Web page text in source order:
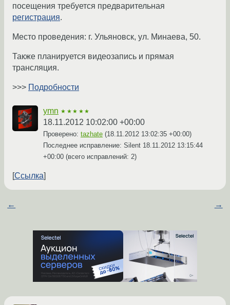
посещения требуется предварительная
регистрация.
Место проведения: г. Ульяновск, ул. Минаева, 50.
Также планируется видеозапись и прямая
трансляция.
>>> Подробности
ymn ★★★★★
18.11.2012 10:02:00 +00:00
Проверено: tazhate (18.11.2012 13:02:35 +00:00)
Последнее исправление: Silent 18.11.2012 13:15:44
+00:00 (всего исправлений: 2)
Ссылка
← →